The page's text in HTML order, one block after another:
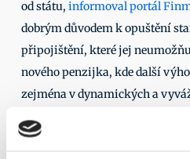
od státu, informoval portál
dobrým důvodem k opuštění
připojištění, které jej
nového penzijka, kde další
zejména v dynamických a